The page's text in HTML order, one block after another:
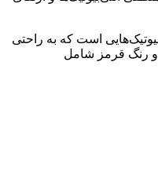
است که به راحتی
و رنگ قرمز شامل